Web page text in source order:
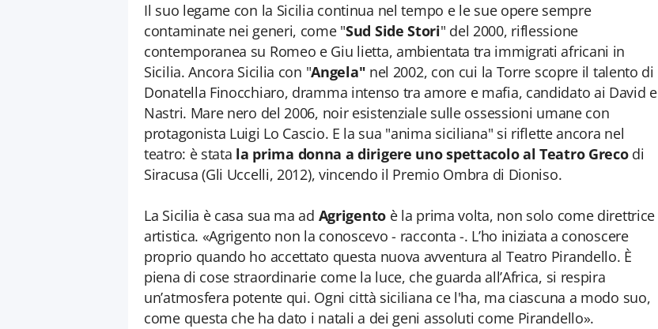
Il suo legame con la Sicilia continua nel tempo e le sue opere sempre
contaminate nei generi, come "Sud Side Stori" del 2000, riflessione
contemporanea su Romeo e Giu lietta, ambientata tra immigrati africani in
Sicilia. Ancora Sicilia con "Angela" nel 2002, con cui la Torre scopre il talento di
Donatella Finocchiaro, dramma intenso tra amore e mafia, candidato ai David e
Nastri. Mare nero del 2006, noir esistenziale sulle ossessioni umane con
protagonista Luigi Lo Cascio. E la sua "anima siciliana" si riflette ancora nel
teatro: è stata la prima donna a dirigere uno spettacolo al Teatro Grecodi
Siracusa (Gli Uccelli, 2012), vincendo il Premio Ombra di Dioniso.
La Sicilia è casa sua ma ad Agrigentoè la prima volta, non solo come direttrice
artistica. «Agrigento non la conoscevo - racconta -. L’ho iniziata a conoscere
proprio quando ho accettato questa nuova avventura al Teatro Pirandello. È
piena di cose straordinarie come la luce, che guarda all’Africa, si respira
un’atmosfera potente qui. Ogni città siciliana ce l'ha, ma ciascuna a modo suo,
come questa che ha dato i natali a dei geni assoluti come Pirandello».